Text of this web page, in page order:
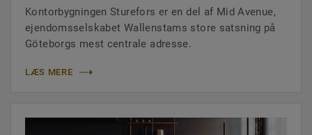
Kontorbygningen Sturefors er en del af Mid Avenue,
ejendomsselskabet Wallenstams store satsning på
Göteborgs mest centrale adresse.
LÆS MERE